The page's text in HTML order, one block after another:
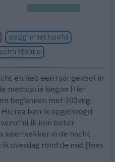
wazig in het hoofd
en heb een raar gevoel in
medicatie begon Hier
begonnen met 100 mg .
ben ik opgehoogd
ik kon beter
keer.wakker in de nacht.
overdag rond de mid [lees